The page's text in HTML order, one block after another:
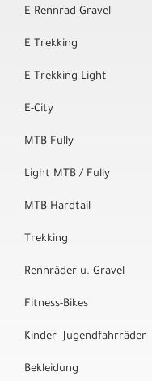
E Rennrad Gravel
E Trekking
E Trekking Light
E-City
MTB-Fully
Light MTB / Fully
MTB-Hardtail
Trekking
Rennräder u. Gravel
Fitness-Bikes
Kinder- Jugendfahrräder
Bekleidung